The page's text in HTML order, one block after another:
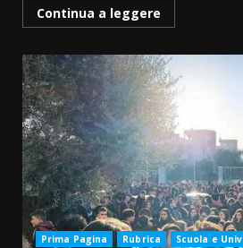
Continua a leggere
Prima Pagina Rubrica Scuola e